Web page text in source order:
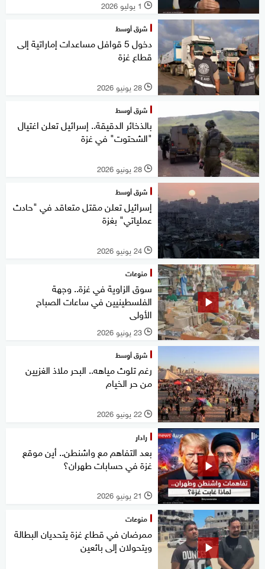
l 1 يوليو 2026
شرق أوسط
دخول 5 قوافل مساعدات إماراتية إلى
قطاع غزة
l 28 يونيو 2026
شرق أوسط
بالذخائر الدقيقة.. إسرائيل تعلن اغتيال
"الشحتوت" في غزة
l 28 يونيو 2026
شرق أوسط
إسرائيل تعلن مقتل متعاقد في "حادث
عملياتي" بغزة
l 24 يونيو 2026
منوعات
سوق الزاوية في غزة.. وجهة
الفلسطينيين في ساعات الصباح
الأولى
l 23 يونيو 2026
شرق أوسط
رغم تلوث مياهه.. البحر ملاذ الغزيين
من حر الخيام
l 22 يونيو 2026
رادار
بعد التفاهم مع واشنطن.. أين موقع
غزة في حسابات طهران؟
l 21 يونيو 2026
منوعات
ممرضان في قطاع غزة يتحديان البطالة
ويتحولان إلى بائعين